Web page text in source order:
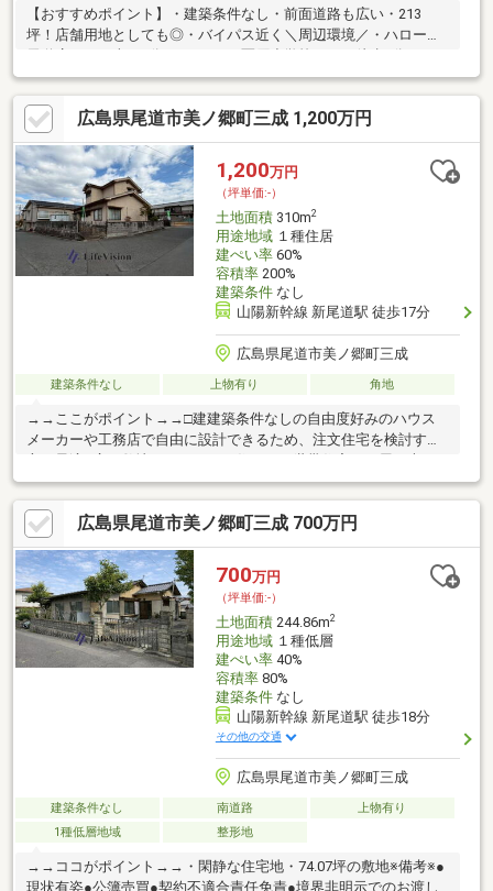
【おすすめポイント】・建築条件なし・前面道路も広い・213
坪！店舗用地としても◎・バイパス近く＼周辺環境／・ハローズ
尾道店・・・車で2分（700m）・栗原小学校・・・徒歩5分
（450m）・栗原中学校・・・徒歩14分（1500m）◇お問い合わ
せ方法◇【見学予約（無料）】のフォームをご入力いただくか、
084-999-8448までお気軽にお問い合わせください！◇LINEをご登
録いただくと24時間365日ご対応可能です◇⇒＠509ｄｐｙｐｘ登
録して最新情報をゲット！！
広島県尾道市美ノ郷町三成 1,200万円
1,200万円
（坪単価:-）
土地面積310m2
用途地域１種住居
建ぺい率60%
容積率200%
建築条件なし
山陽新幹線 新尾道駅 徒歩17分
広島県尾道市美ノ郷町三成
建築条件なし 上物有り 角地
→→ここがポイント→→□建建築条件なしの自由度好みのハウス
メーカーや工務店で自由に設計できるため、注文住宅を検討する
なリビングなど、家族構成に合わせた自由な設計が可能。□約6ｍ
のゆとりある前面道路で、駐車計画も立てやすい立地※備考※●現
状有姿●公募売買●景観法●宅地造成工事規制区域●契約不適合責任
免責●前面道路上水道100ｍｍ、引込20ｍｍ、メーター13ｍｍ●家
屋番号2958番 木造瓦葺2階建 床面積1階105.55㎡、2階35.75
㎡ 昭和52年2月新築 古家付
広島県尾道市美ノ郷町三成 700万円
700万円
（坪単価:-）
土地面積244.86m2
用途地域１種低層
建ぺい率40%
容積率80%
建築条件なし
山陽新幹線 新尾道駅 徒歩18分
その他の交通
広島県尾道市美ノ郷町三成
建築条件なし 南道路
上物有り
1種低層地域
整形地
→→ココがポイント→→・閑静な住宅地・74.07坪の敷地※備考※●
現状有姿●公簿売買●契約不適合責任免責●境界非明示でのお渡し